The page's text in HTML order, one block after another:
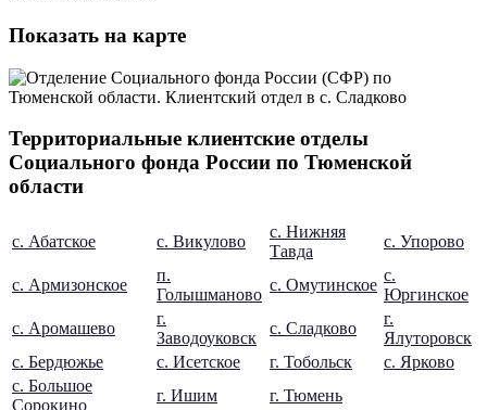
Показать на карте
Территориальные клиентские отделы
Социального фонда России по Тюменской
области
с. Абатское с. Викулово
с. Нижняя
Тавда
с. Упорово
с. Армизонское
п.
Голышманово
с. Омутинское
с.
Юргинское
с. Аромашево
г.
Заводоуковск
с. Сладково
г.
Ялуторовск
с. Бердюжье
с. Исетское г. Тобольск
с. Ярково
с. Большое
Сорокино
г. Ишим
г. Тюмень